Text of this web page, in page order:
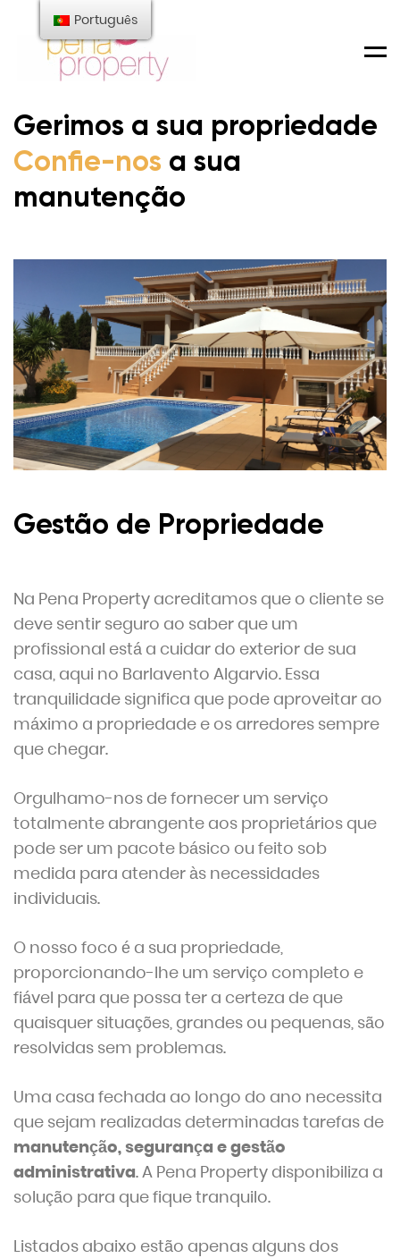
Gerimos a sua propriedade
Confie-nos a sua
manutenção
Gestão de Propriedade
Na Pena Property acreditamos que o cliente se
deve sentir seguro ao saber que um
profissional está a cuidar do exterior de sua
casa, aqui no Barlavento Algarvio. Essa
tranquilidade significa que pode aproveitar ao
máximo a propriedade e os arredores sempre
que chegar.
Orgulhamo-nos de fornecer um serviço
totalmente abrangente aos proprietários que
pode ser um pacote básico ou feito sob
medida para atender às necessidades
individuais.
O nosso foco é a sua propriedade,
proporcionando-lhe um serviço completo e
fiável para que possa ter a certeza de que
quaisquer situações, grandes ou pequenas, são
resolvidas sem problemas.
Uma casa fechada ao longo do ano necessita
que sejam realizadas determinadas tarefas de
manutenção, segurança e gestão
administrativa. A Pena Property disponibiliza a
solução para que fique tranquilo.
Listados abaixo estão apenas alguns dos
Português